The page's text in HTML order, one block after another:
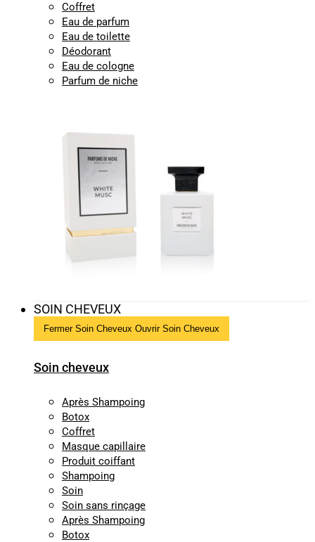
Coffret
Eau de parfum
Eau de toilette
Déodorant
Eau de cologne
Parfum de niche
SOIN CHEVEUX
Fermer Soin Cheveux Ouvrir Soin Cheveux
Soin cheveux
Après Shampoing
Botox
Coffret
Masque capillaire
Produit coiffant
Shampoing
Soin
Soin sans rinçage
Après Shampoing
Botox